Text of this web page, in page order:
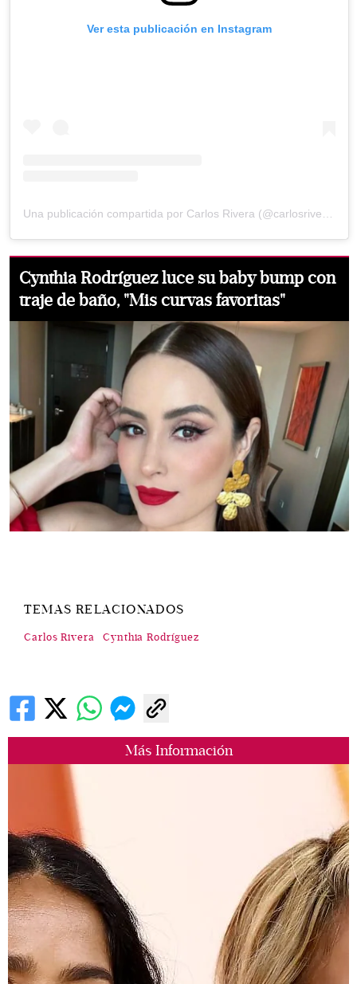
Más Información
Ver esta publicación en Instagram
Una publicación compartida por Carlos Rivera (@carlosrivera)
Cynthia Rodríguez luce su baby bump con
traje de baño, "Mis curvas favoritas"
TEMAS RELACIONADOS
Carlos Rivera Cynthia Rodríguez